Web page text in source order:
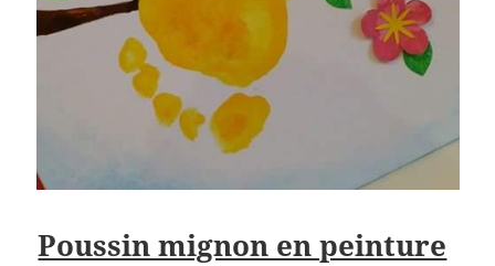
Poussin mignon en peinture